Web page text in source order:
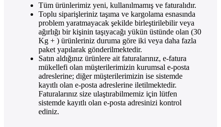
Tüm ürünlerimiz yeni, kullanılmamış ve faturalıdır.
Toplu siparişleriniz taşıma ve kargolama esnasında
problem yaratmayacak şekilde birleştirilebilir veya
ağırlığı bir kişinin taşıyacağı yükün üstünde olan (30
Kg + ) ürünleriniz duruma göre iki veya daha fazla
paket yapılarak gönderilmektedir.
Satın aldığınız ürünlere ait faturalarınız, e-fatura
mükellefi olan müşterilerimizin kurumsal e-posta
adreslerine; diğer müşterilerimizin ise sistemde
kayıtlı olan e-posta adreslerine iletilmektedir.
Faturalarınız size ulaştırabilmemiz için lütfen
sistemde kayıtlı olan e-posta adresinizi kontrol
ediniz.